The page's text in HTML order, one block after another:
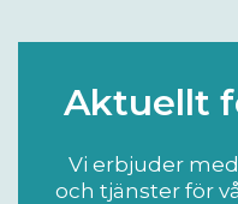
Aktuellt
Vi erbjuder
och tjänster för